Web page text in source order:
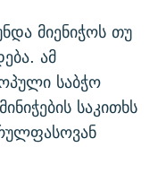
მიენიჭოს თუ
ამ
საბჭო
საკითხს